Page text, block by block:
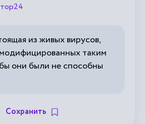
из живых вирусов,
таким
они были не способны
Сохранить